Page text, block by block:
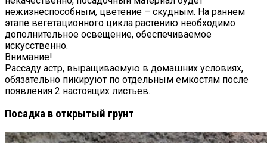
нежизнеспособным, цветение – скудным. На раннем
этапе вегетационного цикла растению необходимо
дополнительное освещение, обеспечиваемое
искусственно.
Внимание!
Рассаду астр, выращиваемую в домашних условиях,
обязательно пикируют по отдельным емкостям после
появления 2 настоящих листьев.
Посадка в открытый грунт